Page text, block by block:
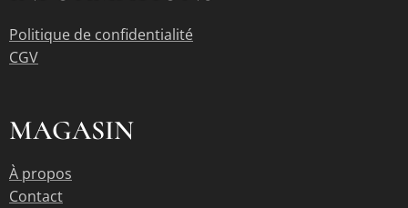
Politique de confidentialité
CGV
MAGASIN
À propos
Contact